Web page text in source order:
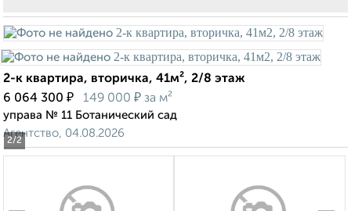
2/2
2-к квартира, вторичка, 41м², 2/8 этаж
6 064 300 ₽ 149 000 ₽ за м²
управа № 11 Ботанический сад
Агентство, 04.08.2026